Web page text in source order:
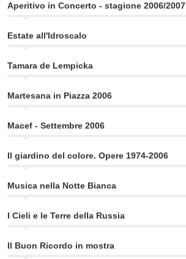
Aperitivo in Concerto - stagione 2006/2007
Estate all'Idroscalo
Tamara de Lempicka
Martesana in Piazza 2006
Macef - Settembre 2006
Il giardino del colore. Opere 1974-2006
Musica nella Notte Bianca
I Cieli e le Terre della Russia
Il Buon Ricordo in mostra